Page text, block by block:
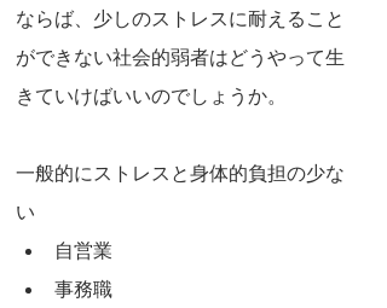
ならば、少しのストレスに耐えること
ができない社会的弱者はどうやって生
きていけばいいのでしょうか。
一般的にストレスと身体的負担の少な
い
自営業
事務職